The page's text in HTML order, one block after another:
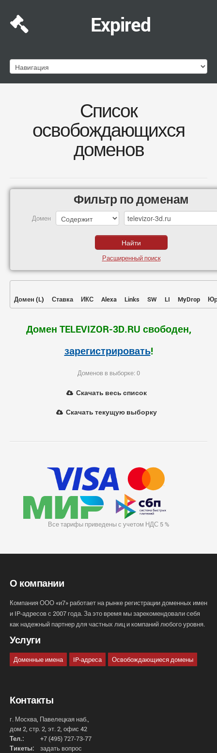
Expired
Список
освобождающихся
доменов
Фильтр по доменам
Домен
Расширенный поиск
Домен (L) Ставка ИКС Alexa Links SW LI MyDrop
Домен TELEVIZOR-3D.RU свободен,
зарегистрировать!
Доменов в выборке: 0
Скачать весь список
Скачать текущую выборку
Все тарифы приведены с учетом НДС 5 %
О компании
Компания ООО «и7» работает на рынке регистрации доменных имен
и IP-адресов с 2007 года. За это время мы зарекомендовали себя
как надежный партнер для частных лиц и компаний любого уровня.
Услуги
Доменные имена IP-адреса Освобождающиеся домены
Контакты
г. Москва, Павелецкая наб.,
дом 2, стр. 2, эт. 2, офис 42
Тел.:
+7 (495) 727-73-77
Тикеты:
задать вопрос